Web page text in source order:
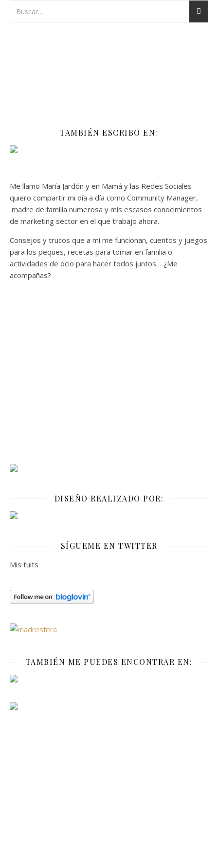
TAMBIÉN ESCRIBO EN:
Me llamo María Jardón y en Mamá y las Redes Sociales
quiero compartir mi día a día como Community Manager,
madre de familia numerosa y mis escasos conocimientos
de marketing sector en el que trabajo ahora.
Consejos y trucos que a mi me funcionan, cuentos y juegos
para los peques, recetas para tomar en familia o
actividades de ocio para hacer todos juntos… ¿Me
acompañas?
DISEÑO REALIZADO POR:
SÍGUEME EN TWITTER
Mis tuits
TAMBIÉN ME PUEDES ENCONTRAR EN: